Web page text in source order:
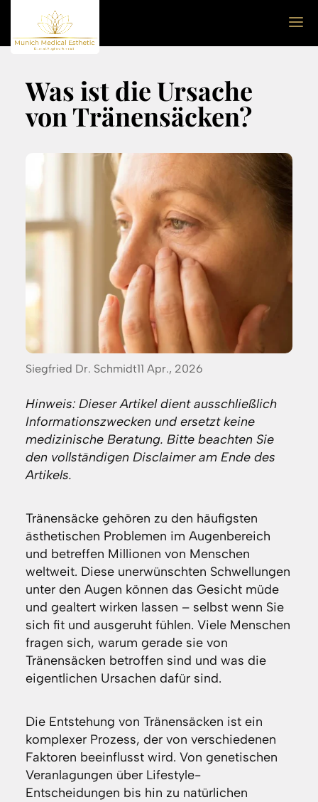
Was ist die Ursache
von Tränensäcken?
Posted
Siegfried Dr. Schmidt11 Apr., 2026
Hinweis: Dieser Artikel dient ausschließlich
Informationszwecken und ersetzt keine
medizinische Beratung. Bitte beachten Sie
den vollständigen Disclaimer am Ende des
Artikels.
Tränensäcke gehören zu den häufigsten
ästhetischen Problemen im Augenbereich
und betreffen Millionen von Menschen
weltweit. Diese unerwünschten Schwellungen
unter den Augen können das Gesicht müde
und gealtert wirken lassen – selbst wenn Sie
sich fit und ausgeruht fühlen. Viele Menschen
fragen sich, warum gerade sie von
Tränensäcken betroffen sind und was die
eigentlichen Ursachen dafür sind.
Die Entstehung von Tränensäcken ist ein
komplexer Prozess, der von verschiedenen
Faktoren beeinflusst wird. Von genetischen
Veranlagungen über Lifestyle-
Entscheidungen bis hin zu natürlichen